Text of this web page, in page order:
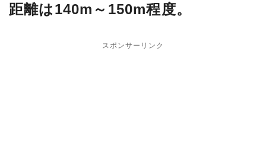
距離は140m～150m程度。
スポンサーリンク